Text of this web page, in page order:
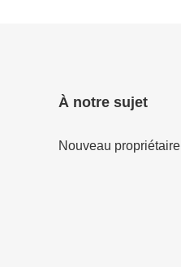
À notre sujet
Nouveau propriétaire